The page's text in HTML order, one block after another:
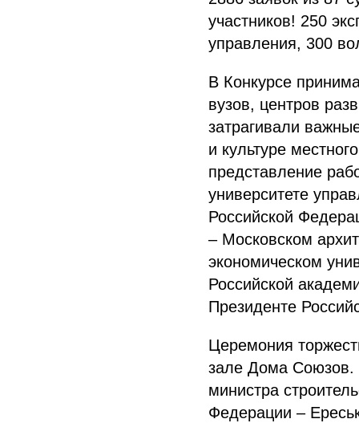
участников! 250
управления, 300
В Конкурсе
вузов, центров
затрагивали
и культуре
представление
университете
Российской
– Московском
экономическом
Российской
Президенте
Церемония
зале Дома Союзов.
министра
Федерации –